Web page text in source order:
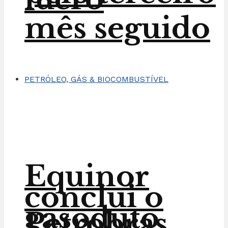
Equinor
conclui o
gasoduto
mês seguido
PETRÓLEO, GÁS & BIOCOMBUSTÍVEL